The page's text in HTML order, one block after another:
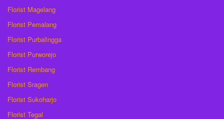
Florist Magelang
Florist Pemalang
Florist Purbalingga
Florist Purworejo
Florist Rembang
Florist Sragen
Florist Sukoharjo
Florist Tegal